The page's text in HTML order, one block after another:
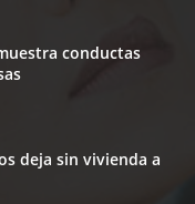
conductas
deja sin vivienda a